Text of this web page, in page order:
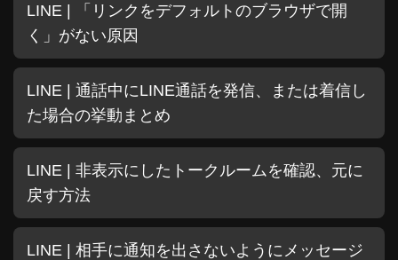
LINE | 「リンクをデフォルトのブラウザで開
く」がない原因
LINE | 通話中にLINE通話を発信、または着信し
た場合の挙動まとめ
LINE | 非表示にしたトークルームを確認、元に
戻す方法
LINE | 相手に通知を出さないようにメッセージ